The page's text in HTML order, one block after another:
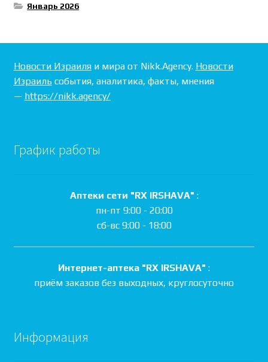
Январь 2026
Новости Израиляи мира от Nikk.Agency. Новости
Израильсобытия, аналитика, факты, мнения
— https://nikk.agency/
График работы
Аптеки сети "RX IRSHAVA" :
пн-пт 9:00 - 20:00
сб-вс 9:00 - 18:00
Интернет-аптека "RX IRSHAVA" :
приём заказов без выходных, круглосуточно
Информация